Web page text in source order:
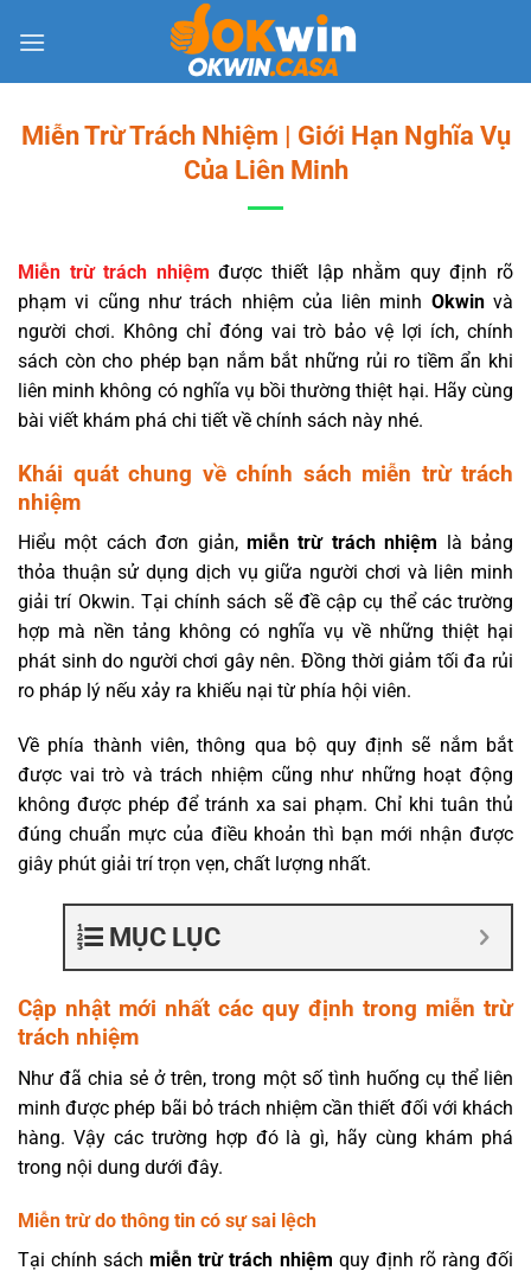
qua
Miễn Trừ Trách Nhiệm | Giới Hạn Nghĩa Vụ
Của Liên Minh
Miễn trừ trách nhiệm được thiết lập nhằm quy định rõ
phạm vi cũng như trách nhiệm của liên minh Okwinvà
người chơi. Không chỉ đóng vai trò bảo vệ lợi ích, chính
sách còn cho phép bạn nắm bắt những rủi ro tiềm ẩn khi
liên minh không có nghĩa vụ bồi thường thiệt hại. Hãy cùng
bài viết khám phá chi tiết về chính sách này nhé.
Khái quát chung về chính sách miễn trừ trách
nhiệm
Hiểu một cách đơn giản, miễn trừ trách nhiệm là bảng
thỏa thuận sử dụng dịch vụ giữa người chơi và liên minh
giải trí Okwin. Tại chính sách sẽ đề cập cụ thể các trường
hợp mà nền tảng không có nghĩa vụ về những thiệt hại
phát sinh do người chơi gây nên. Đồng thời giảm tối đa rủi
ro pháp lý nếu xảy ra khiếu nại từ phía hội viên.
Về phía thành viên, thông qua bộ quy định sẽ nắm bắt
được vai trò và trách nhiệm cũng như những hoạt động
không được phép để tránh xa sai phạm. Chỉ khi tuân thủ
đúng chuẩn mực của điều khoản thì bạn mới nhận được
giây phút giải trí trọn vẹn, chất lượng nhất.
MỤC LỤC
Cập nhật mới nhất các quy định trong miễn trừ
trách nhiệm
Như đã chia sẻ ở trên, trong một số tình huống cụ thể liên
minh được phép bãi bỏ trách nhiệm cần thiết đối với khách
hàng. Vậy các trường hợp đó là gì, hãy cùng khám phá
trong nội dung dưới đây.
Miễn trừ do thông tin có sự sai lệch
Tại chính sáchmiễn trừ trách nhiệm quy định rõ ràng đối